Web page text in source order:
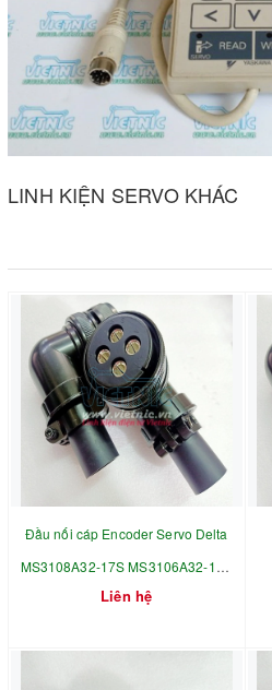
LINH KIỆN SERVO KHÁC
Đầu nối cáp Encoder Servo Delta
MS3108A32-17S MS3106A32-17S
MS3102A32-17S MS5015 32-17S 4
Liên hệ